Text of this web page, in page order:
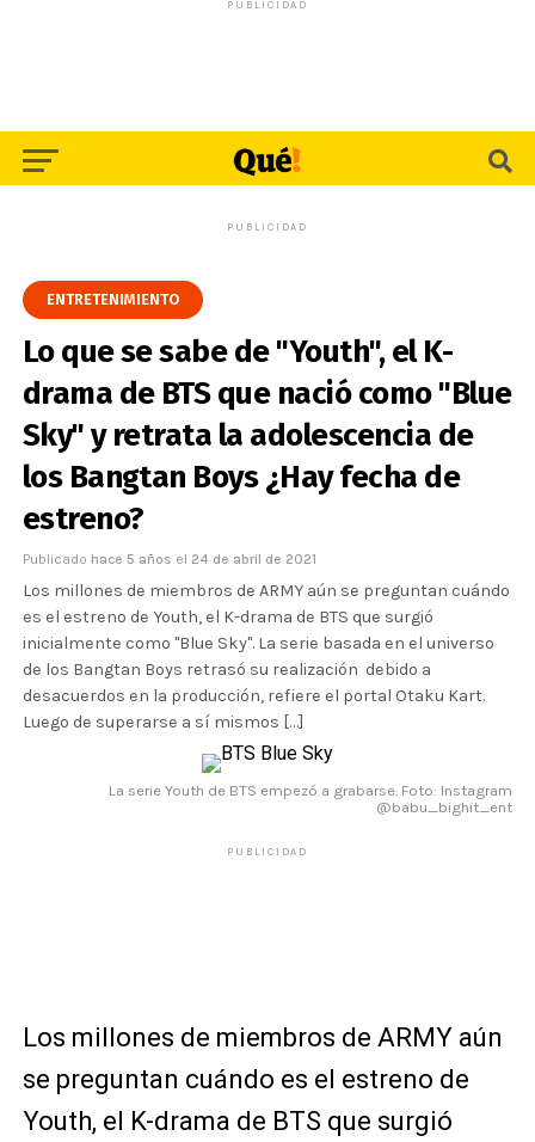
PUBLICIDAD
PUBLICIDAD
ENTRETENIMIENTO
Lo que se sabe de "Youth", el K-
drama de BTS que nació como "Blue
Sky" y retrata la adolescencia de
los Bangtan Boys ¿Hay fecha de
estreno?
Publicado hace 5 años el 24 de abril de 2021
Los millones de miembros de ARMY aún se preguntan cuándo
es el estreno de Youth, el K-drama de BTS que surgió
inicialmente como "Blue Sky". La serie basada en el universo
de los Bangtan Boys retrasó su realización debido a
desacuerdos en la producción, refiere el portal Otaku Kart.
Luego de superarse a sí mismos […]
La serie Youth de BTS empezó a grabarse. Foto: Instagram
@babu_bighit_ent
PUBLICIDAD
Los millones de miembros de ARMY aún
se preguntan cuándo es el estreno de
Youth, el K-drama de BTS que surgió